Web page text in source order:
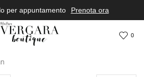
per appuntamento Prenota ora
0